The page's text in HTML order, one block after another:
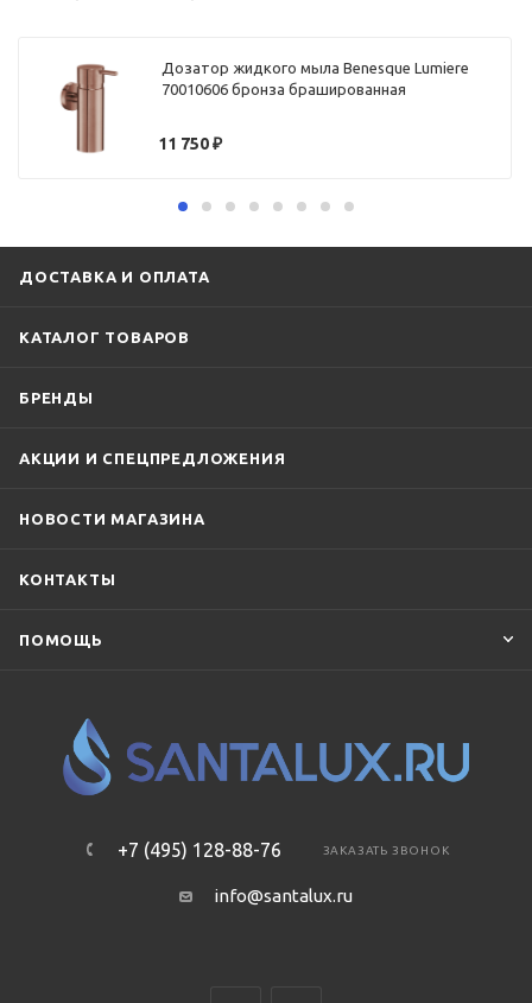
Дозатор жидкого мыла Benesque Lumiere
70010606 бронза брашированная
11 750₽
ДОСТАВКА И ОПЛАТА
КАТАЛОГ ТОВАРОВ
БРЕНДЫ
АКЦИИ И СПЕЦПРЕДЛОЖЕНИЯ
НОВОСТИ МАГАЗИНА
КОНТАКТЫ
ПОМОЩЬ
+7 (495) 128-88-76 ЗАКАЗАТЬ ЗВОНОК
info@santalux.ru